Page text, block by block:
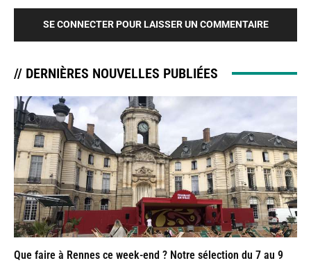
SE CONNECTER POUR LAISSER UN COMMENTAIRE
// DERNIÈRES NOUVELLES PUBLIÉES
Que faire à Rennes ce week-end ? Notre sélection du 7 au 9